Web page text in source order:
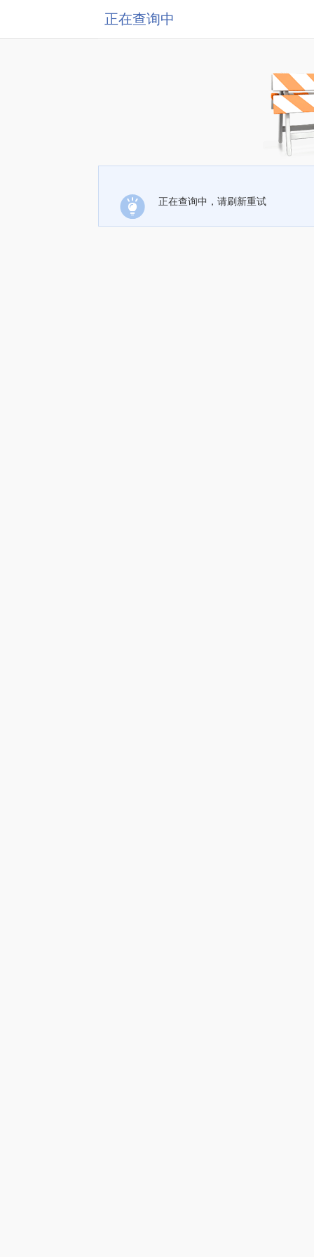
正在查询中
正在查询中，请刷新重试